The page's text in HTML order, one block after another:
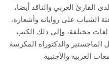
القارئ العربي والناقد أيضا،
الشباب على رواياته وأشعاره،
مختلفة، وإلى ذلك الكتب
الماجستير والدكتوراه المكرسة
العربية والأجنبية